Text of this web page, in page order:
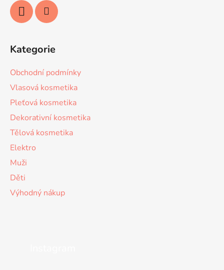
Kategorie
Obchodní podmínky
Vlasová kosmetika
Pleťová kosmetika
Dekorativní kosmetika
Tělová kosmetika
Elektro
Muži
Děti
Výhodný nákup